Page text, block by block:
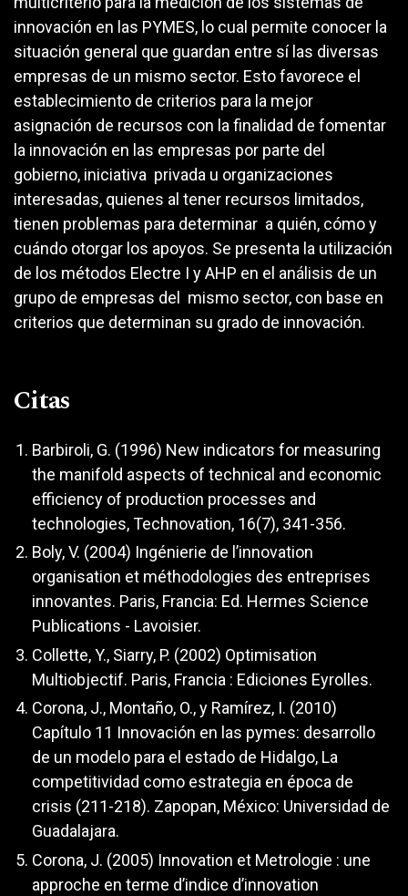
innovación en las PYMES, lo cual permite conocer la
situación general que guardan entre sí las diversas
empresas de un mismo sector. Esto favorece el
establecimiento de criterios para la mejor
asignación de recursos con la finalidad de fomentar
la innovación en las empresas por parte del
gobierno, iniciativa privada u organizaciones
interesadas, quienes al tener recursos limitados,
tienen problemas para determinar a quién, cómo y
cuándo otorgar los apoyos. Se presenta la utilización
de los métodos Electre I y AHP en el análisis de un
grupo de empresas del mismo sector, con base en
criterios que determinan su grado de innovación.
Citas
Barbiroli, G. (1996) New indicators for measuring
the manifold aspects of technical and economic
efficiency of production processes and
technologies, Technovation, 16(7), 341-356.
Boly, V. (2004) Ingénierie de l’innovation
organisation et méthodologies des entreprises
innovantes. Paris, Francia: Ed. Hermes Science
Publications - Lavoisier.
Collette, Y., Siarry, P. (2002) Optimisation
Multiobjectif. Paris, Francia : Ediciones Eyrolles.
Corona, J., Montaño, O., y Ramírez, I. (2010)
Capítulo 11 Innovación en las pymes: desarrollo
de un modelo para el estado de Hidalgo, La
competitividad como estrategia en época de
crisis (211-218). Zapopan, México: Universidad de
Guadalajara.
Corona, J. (2005) Innovation et Metrologie : une
approche en terme d’indice d’innovation